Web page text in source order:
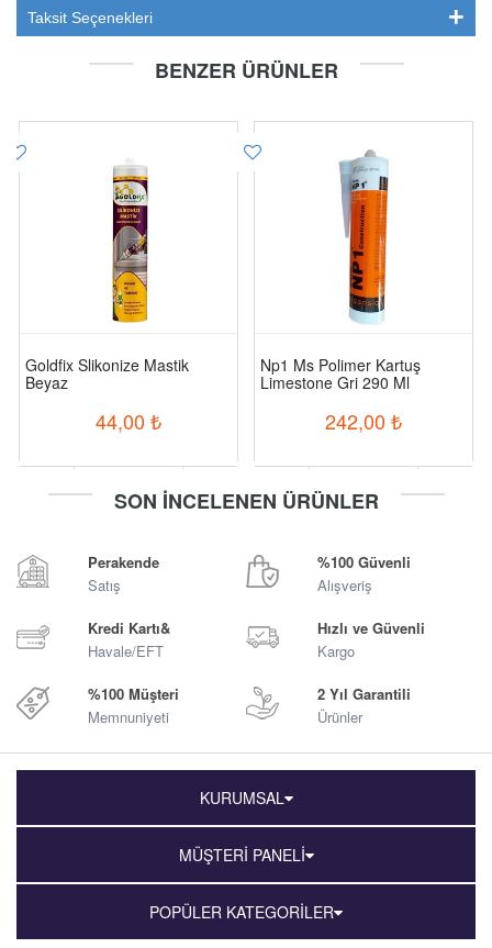
Taksit Seçenekleri
BENZER ÜRÜNLER
Goldfix Slikonize Mastik
Beyaz
44,00 ₺
Np1 Ms Polimer Kartuş
Limestone Gri 290 Ml
242,00 ₺
SON İNCELENEN ÜRÜNLER
Perakende
Satış
%100 Güvenli
Alışveriş
Kredi Kartı&
Havale/EFT
Hızlı ve Güvenli
Kargo
%100 Müşteri
Memnuniyeti
2 Yıl Garantili
Ürünler
KURUMSAL
MÜŞTERİ PANELİ
POPÜLER KATEGORİLER